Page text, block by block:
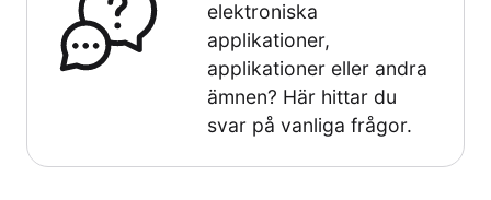
elektroniska
applikationer,
applikationer eller andra
ämnen? Här hittar du
svar på vanliga frågor.